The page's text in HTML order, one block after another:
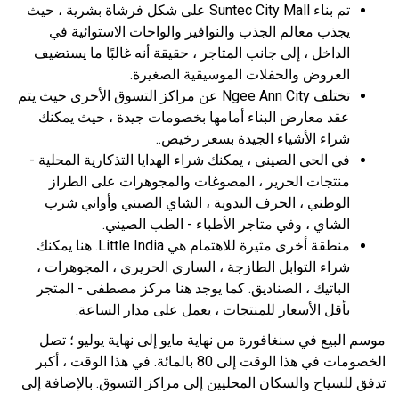
تم بناء Suntec City Mall على شكل فرشاة بشرية ، حيث
يجذب معالم الجذب والنوافير والواحات الاستوائية في
الداخل ، إلى جانب المتاجر ، حقيقة أنه غالبًا ما يستضيف
العروض والحفلات الموسيقية الصغيرة.
تختلف Ngee Ann City عن مراكز التسوق الأخرى حيث يتم
عقد معارض البناء أمامها بخصومات جيدة ، حيث يمكنك
شراء الأشياء الجيدة بسعر رخيص..
في الحي الصيني ، يمكنك شراء الهدايا التذكارية المحلية -
منتجات الحرير ، المصوغات والمجوهرات على الطراز
الوطني ، الحرف اليدوية ، الشاي الصيني وأواني شرب
الشاي ، وفي متاجر الأطباء - الطب الصيني.
منطقة أخرى مثيرة للاهتمام هي Little India. هنا يمكنك
شراء التوابل الطازجة ، الساري الحريري ، المجوهرات ،
الباتيك ، الصناديق. كما يوجد هنا مركز مصطفى - المتجر
بأقل الأسعار للمنتجات ، يعمل على مدار الساعة.
موسم البيع في سنغافورة من نهاية مايو إلى نهاية يوليو ؛ تصل
الخصومات في هذا الوقت إلى 80 بالمائة. في هذا الوقت ، أكبر
تدفق للسياح والسكان المحليين إلى مراكز التسوق. بالإضافة إلى